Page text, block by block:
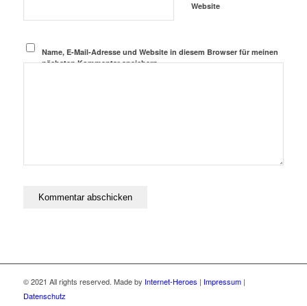
Website
Name, E-Mail-Adresse und Website in diesem Browser für meinen
nächsten Kommentar speichern.
© 2021 All rights reserved. Made by Internet-Heroes | Impressum|
Datenschutz